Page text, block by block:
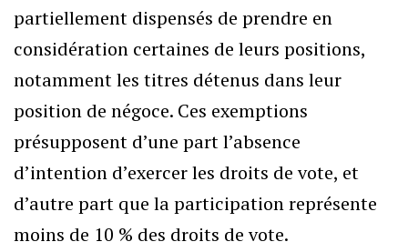
partiellement dispensés de prendre en
considération certaines de leurs positions,
notamment les titres détenus dans leur
position de négoce. Ces exemptions
présupposent d’une part l’absence
d’intention d’exercer les droits de vote, et
d’autre part que la participation représente
moins de 10 % des droits de vote.